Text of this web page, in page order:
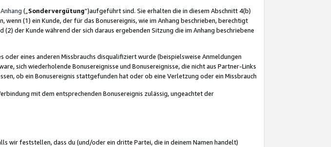
Anhang („ Sondervergütung“)aufgeführt sind. Sie erhalten die in diesem Abschnitt 4(b)
wenn (1) ein Kunde, der für das Bonusereignis, wie im Anhang beschrieben, berechtigt
der Kunde während der sich daraus ergebenden Sitzung die im Anhang beschriebene
eines anderen Missbrauchs disqualifiziert wurde (beispielsweise Anmeldungen
sich wiederholende Bonusereignisse und Bonusereignisse, die nicht aus Partner-Links
ob ein Bonusereignis stattgefunden hat oder ob eine Verletzung oder ein Missbrauch
mit dem entsprechenden Bonusereignis zulässig, ungeachtet der
wir feststellen, dass du (und/oder ein dritte Partei, die in deinem Namen handelt)